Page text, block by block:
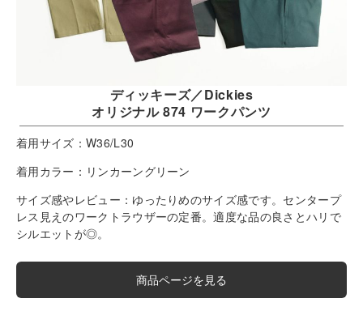
ディッキーズ／Dickies
オリジナル 874 ワークパンツ
着用サイズ： W36/L30
着用カラー： リンカーングリーン
サイズ感やレビュー： ゆったりめのサイズ感です。センタープ
レス見えのワークトラウザーの定番。適度な品の良さとハリで
シルエットが◎。
商品ページを見る